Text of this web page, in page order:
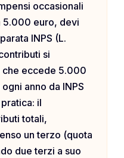
occasionali
5.000 euro, devi
INPS (L.
si
che eccede 5.000
anno da INPS
il
totali,
un terzo (quota
due terzi a suo